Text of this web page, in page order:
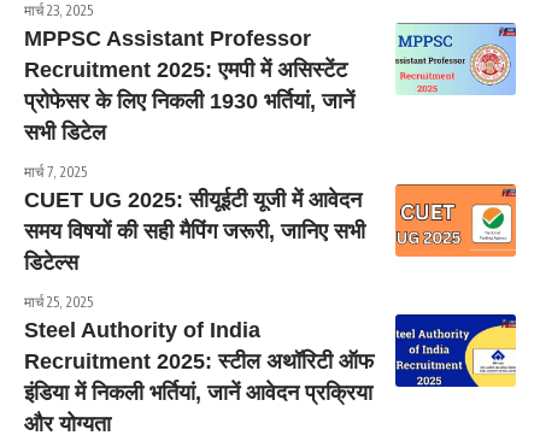
मार्च 23, 2025
MPPSC Assistant Professor
Recruitment 2025: एमपी में असिस्टेंट
प्रोफेसर के लिए निकली 1930 भर्तियां, जानें
सभी डिटेल
मार्च 7, 2025
CUET UG 2025: सीयूईटी यूजी में आवेदन
समय विषयों की सही मैपिंग जरूरी, जानिए सभी
डिटेल्स
मार्च 25, 2025
Steel Authority of India
Recruitment 2025: स्टील अथॉरिटी ऑफ
इंडिया में निकली भर्तियां, जानें आवेदन प्रक्रिया
और योग्यता